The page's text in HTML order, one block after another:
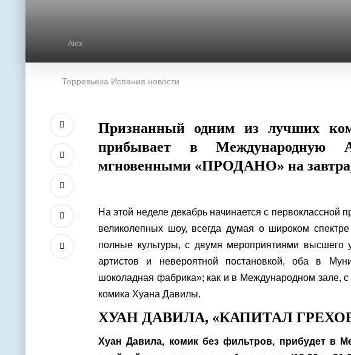
Alex
Торревьеха Испания новости
Признанный одним из лучших
прибывает в Международную
мгновенными «ПРОДАНО» на завтра,
На этой неделе декабрь начинается с первоклассной
великолепных шоу, всегда думая о широком
полные культуры, с двумя мероприятиями высшего
артистов и невероятной постановкой, оба в
шоколадная фабрика»; как и в Международном зале,
комика Хуана Давилы.
ХУАН ДАВИЛА, «КАПИТАЛ ГРЕХОВ
Хуан Давила, комик без фильтров, прибудет в